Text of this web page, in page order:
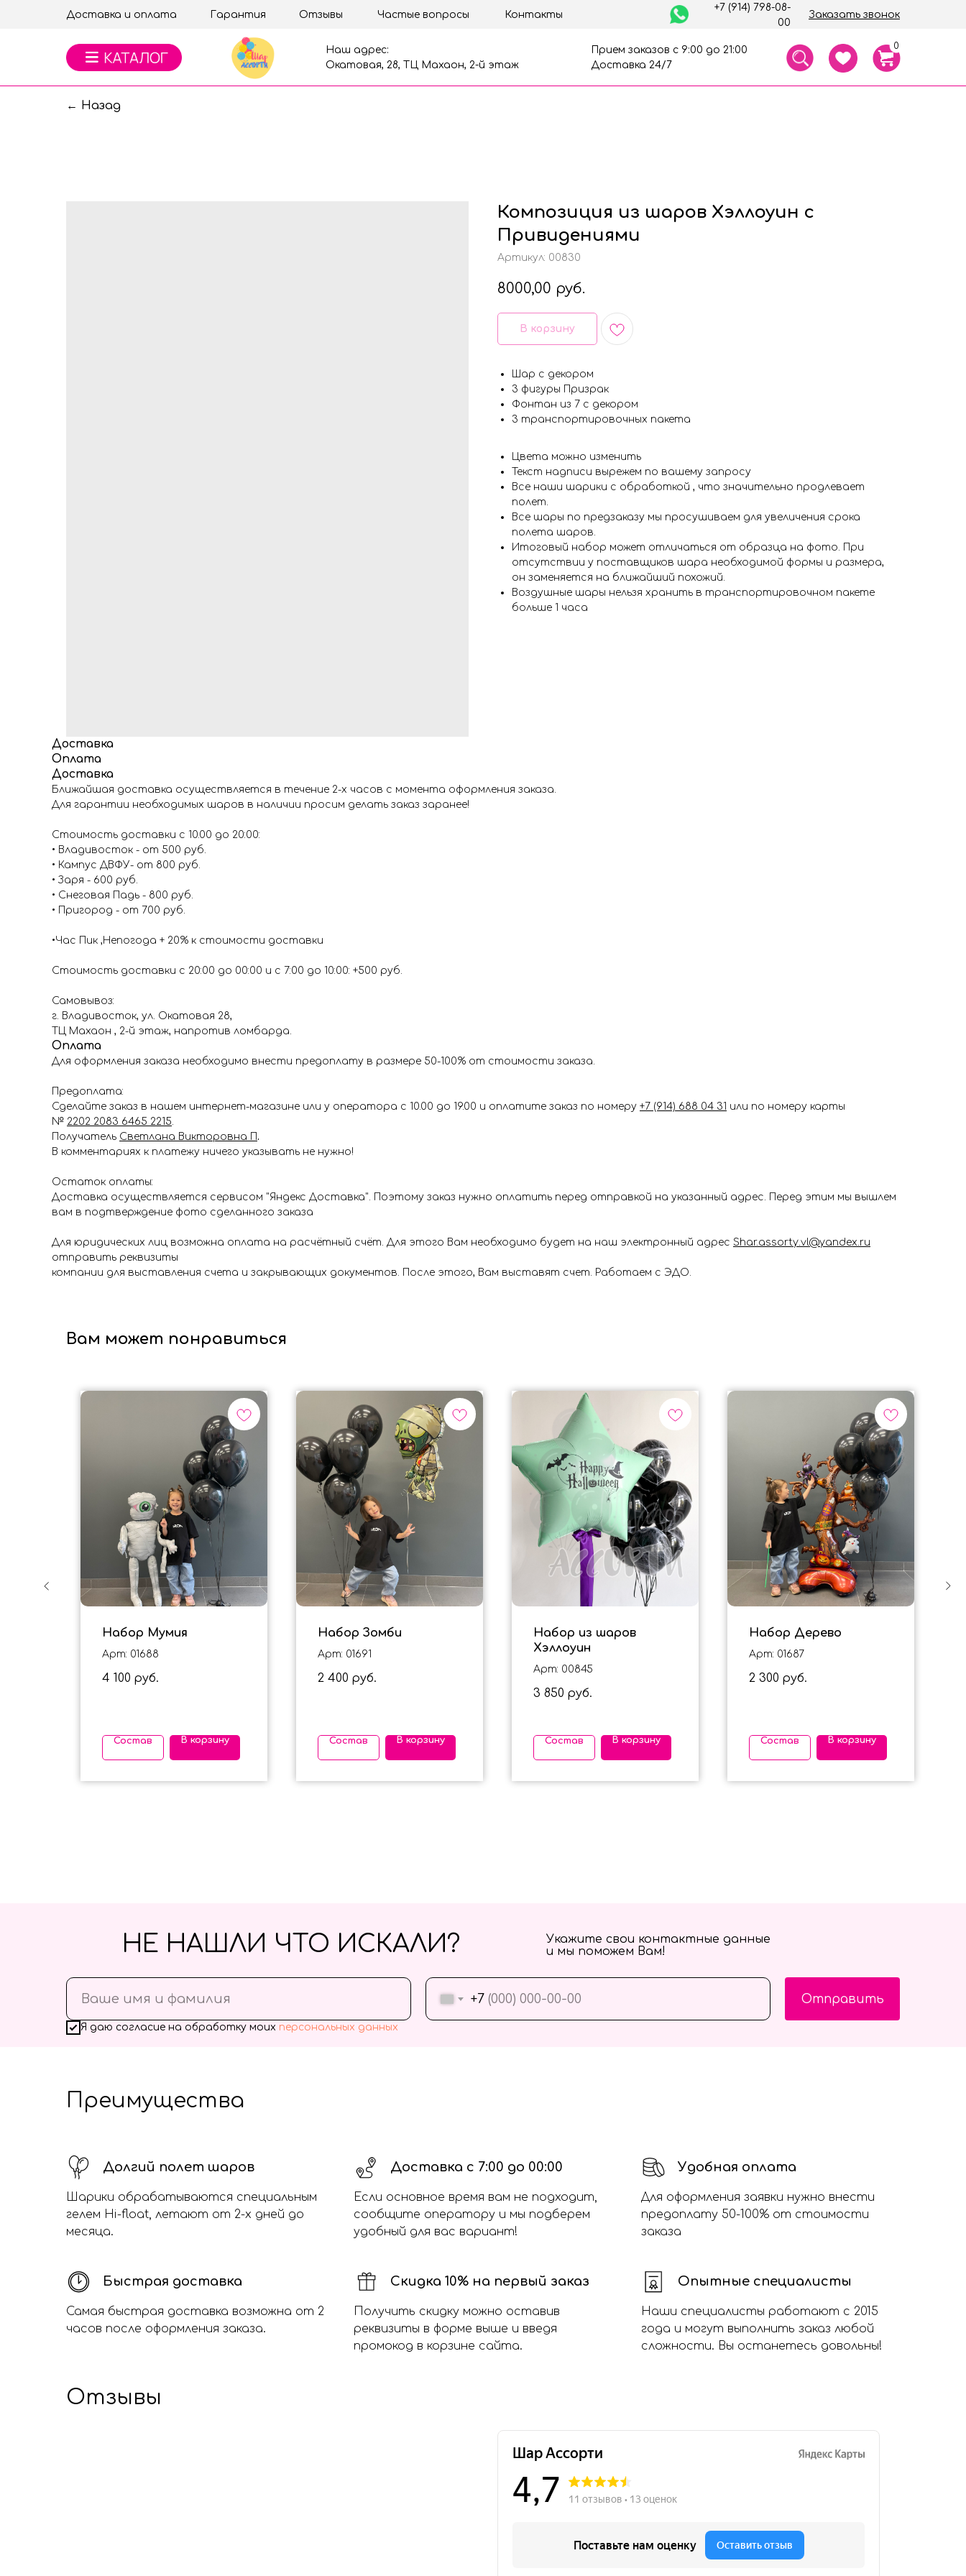
Заказать звонок
+7 (914) 798-08-
00
Доставка и оплата Гарантия Отзывы Частые вопросы Контакты
Прием заказов с 9:00 до 21:00
Доставка 24/7
Наш адрес:
Окатовая, 28, ТЦ Махаон, 2-й этаж
0
← Назад
Композиция из шаров Хэллоуин с
Привидениями
Артикул: 00830
8000,00 руб.
В корзину
Шар с декором
3 фигуры Призрак
Фонтан из 7 с декором
3 транспортировочных пакета
Цвета можно изменить
Текст надписи вырежем по вашему запросу
Все наши шарики с обработкой , что значительно продлевает
полет.
Все шары по предзаказу мы просушиваем для увеличения срока
полета шаров.
Итоговый набор может отличаться от образца на фото. При
отсутствии у поставщиков шара необходимой формы и размера,
он заменяется на ближайший похожий.
Воздушные шары нельзя хранить в транспортировочном пакете
больше 1 часа
Доставка
Оплата
Доставка
Ближайшая доставка осуществляется в течение 2-х часов с момента оформления заказа.
Для гарантии необходимых шаров в наличии просим делать заказ заранее!
Стоимость доставки с 10.00 до 20:00:
• Владивосток - от 500 руб.
• Кампус ДВФУ- от 800 руб.
• Заря - 600 руб.
• Снеговая Падь - 800 руб.
• Пригород - от 700 руб.
•Час Пик ,Непогода + 20% к стоимости доставки
Стоимость доставки с 20:00 до 00:00 и с 7:00 до 10:00: +500 руб.
Самовывоз:
г. Владивосток, ул. Окатовая 28,
ТЦ Махаон , 2-й этаж, напротив ломбарда.
Оплата
Для оформления заказа необходимо внести предоплату в размере 50-100% от стоимости заказа.
Предоплата:
Сделайте заказ в нашем интернет-магазине или у оператора с 10.00 до 19.00 и оплатите заказ по номеру +7 (914) 688 04 31 или по номеру карты
№ 2202 2083 6465 2215.
Получатель Светлана Викторовна П.
В комментариях к платежу ничего указывать не нужно!
Остаток оплаты:
Доставка осуществляется сервисом "Яндекс Доставка". Поэтому заказ нужно оплатить перед отправкой на указанный адрес. Перед этим мы вышлем
вам в подтверждение фото сделанного заказа
Для юридических лиц возможна оплата на расчётный счёт. Для этого Вам необходимо будет на наш электронный адрес Shar.assorty.vl@yandex.ru
отправить реквизиты
компании для выставления счета и закрывающих документов. После этого, Вам выставят счет. Работаем с ЭДО.
Вам может понравиться
Набор Мумия
Арт: 01688
4 100 руб.
Состав В корзину
Набор Зомби
Арт: 01691
2 400 руб.
Состав В корзину
Набор из шаров
Хэллоуин
Арт: 00845
3 850 руб.
Состав В корзину
Набор Дерево
Арт: 01687
2 300 руб.
Состав В корзину
+7
Я даю согласие на обработку моих персональных данных
Отправить
НЕ НАШЛИ ЧТО ИСКАЛИ?
Укажите свои контактные данные
и мы поможем Вам!
Преимущества
Долгий полет шаров
Шарики обрабатываются специальным
гелем Hi-float, летают от 2-х дней до
месяца.
Доставка с 7:00 до 00:00
Если основное время вам не подходит,
сообщите оператору и мы подберем
удобный для вас вариант!
Удобная оплата
Для оформления заявки нужно внести
предоплату 50-100% от стоимости
заказа
Быстрая доставка
Самая быстрая доставка возможна от 2
часов после оформления заказа.
Скидка 10% на первый заказ
Получить скидку можно оставив
реквизиты в форме выше и введя
промокод в корзине сайта.
Опытные специалисты
Наши специалисты работают с 2015
года и могут выполнить заказ любой
сложности. Вы останетесь довольны!
Отзывы